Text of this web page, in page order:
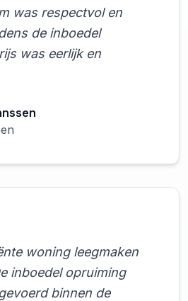
was respectvol en
de inboedel
was eerlijk en
woning leegmaken
inboedel opruiming
binnen de